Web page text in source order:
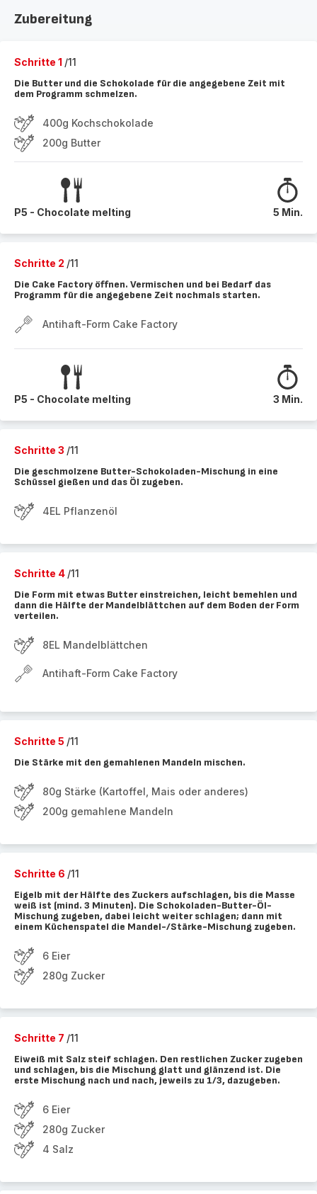
Zubereitung
Schritte 1 /11
Die Butter und die Schokolade für die angegebene Zeit mit
dem Programm schmelzen.
400g Kochschokolade
200g Butter
P5 - Chocolate melting 5 Min.
Schritte 2 /11
Die Cake Factory öffnen. Vermischen und bei Bedarf das
Programm für die angegebene Zeit nochmals starten.
Antihaft-Form Cake Factory
P5 - Chocolate melting 3 Min.
Schritte 3 /11
Die geschmolzene Butter-Schokoladen-Mischung in eine
Schüssel gießen und das Öl zugeben.
4EL Pflanzenöl
Schritte 4 /11
Die Form mit etwas Butter einstreichen, leicht bemehlen und
dann die Hälfte der Mandelblättchen auf dem Boden der Form
verteilen.
8EL Mandelblättchen
Antihaft-Form Cake Factory
Schritte 5 /11
Die Stärke mit den gemahlenen Mandeln mischen.
80g Stärke (Kartoffel, Mais oder anderes)
200g gemahlene Mandeln
Schritte 6 /11
Eigelb mit der Hälfte des Zuckers aufschlagen, bis die Masse
weiß ist (mind. 3 Minuten). Die Schokoladen-Butter-Öl-
Mischung zugeben, dabei leicht weiter schlagen; dann mit
einem Küchenspatel die Mandel-/Stärke-Mischung zugeben.
6 Eier
280g Zucker
Schritte 7 /11
Eiweiß mit Salz steif schlagen. Den restlichen Zucker zugeben
und schlagen, bis die Mischung glatt und glänzend ist. Die
erste Mischung nach und nach, jeweils zu 1/3, dazugeben.
6 Eier
280g Zucker
4 Salz